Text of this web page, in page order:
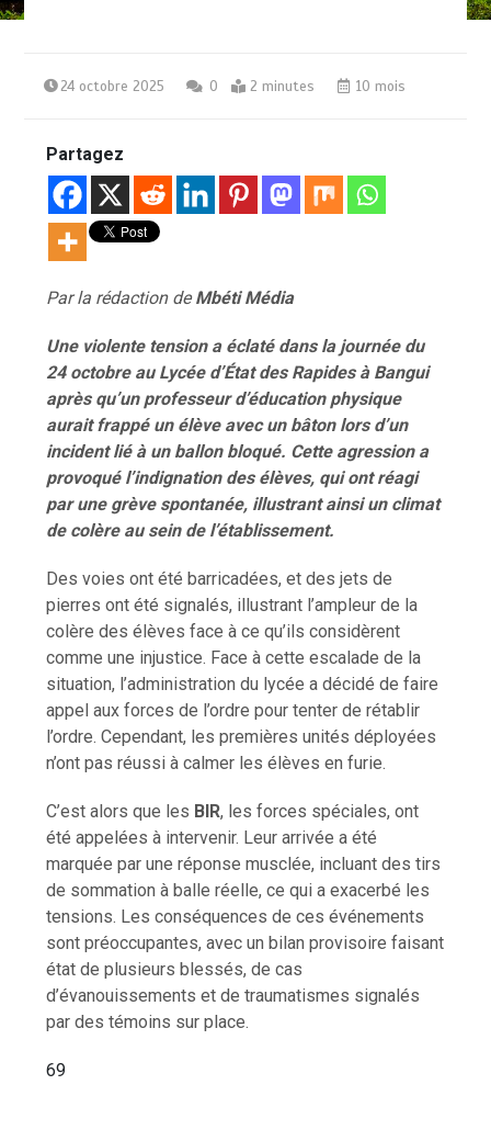
24 octobre 2025 0 2 minutes 10 mois
Partagez
Par la rédaction deMbéti Média
Une violente tension a éclaté dans la journée du
24 octobre au Lycée d’État des Rapides à Bangui
après qu’un professeur d’éducation physique
aurait frappé un élève avec un bâton lors d’un
incident lié à un ballon bloqué. Cette agression a
provoqué l’indignation des élèves, qui ont réagi
par une grève spontanée, illustrant ainsi un climat
de colère au sein de l’établissement.
Des voies ont été barricadées, et des jets de
pierres ont été signalés, illustrant l’ampleur de la
colère des élèves face à ce qu’ils considèrent
comme une injustice. Face à cette escalade de la
situation, l’administration du lycée a décidé de faire
appel aux forces de l’ordre pour tenter de rétablir
l’ordre. Cependant, les premières unités déployées
n’ont pas réussi à calmer les élèves en furie.
C’est alors que les BIR, les forces spéciales, ont
été appelées à intervenir. Leur arrivée a été
marquée par une réponse musclée, incluant des tirs
de sommation à balle réelle, ce qui a exacerbé les
tensions. Les conséquences de ces événements
sont préoccupantes, avec un bilan provisoire faisant
état de plusieurs blessés, de cas
d’évanouissements et de traumatismes signalés
par des témoins sur place.
69